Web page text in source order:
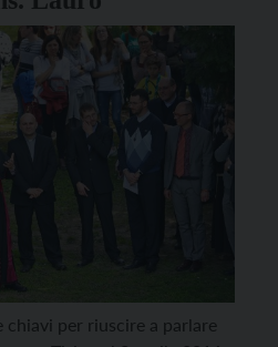
chiavi per riuscire a parlare